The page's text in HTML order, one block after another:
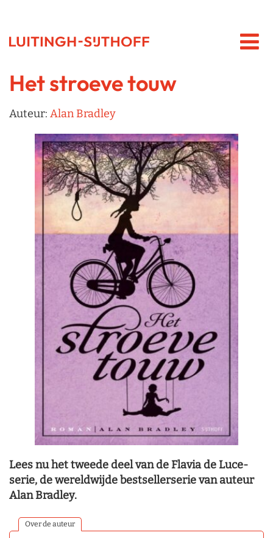
Het stroeve touw
Auteur: Alan Bradley
Lees nu het tweede deel van de Flavia de Luce-
serie, de wereldwijde bestsellerserie van auteur
Alan Bradley.
Over de auteur